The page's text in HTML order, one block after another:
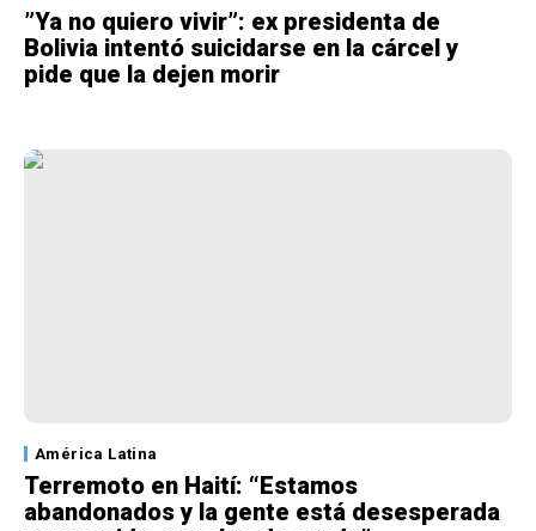
”Ya no quiero vivir”: ex presidenta de
Bolivia intentó suicidarse en la cárcel y
pide que la dejen morir
América Latina
Terremoto en Haití: “Estamos
abandonados y la gente está desesperada